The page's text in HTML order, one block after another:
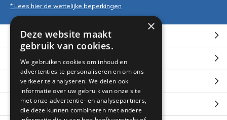
* Lees hier de wettelijke beperkingen
Klantenservice
Mijn account
Categorieën
Contact
×
Deze website maakt
gebruik van cookies.
We gebruiken cookies om inhoud en
advertenties te personaliseren en om ons
verkeer te analyseren. We delen ook
informatie over uw gebruik van onze site
met onze advertentie- en analysepartners,
die deze kunnen combineren met andere